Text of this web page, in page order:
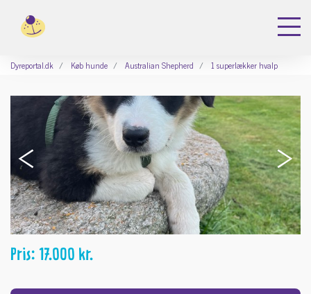
Dyreportal.dk Køb hunde Australian Shepherd 1 superlækker hvalp
‹ ›
Pris: 17.000 kr.